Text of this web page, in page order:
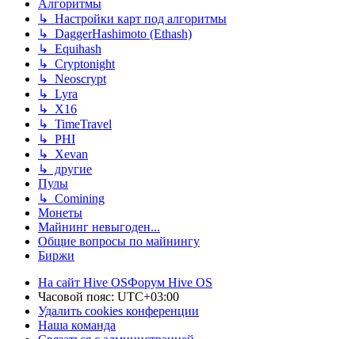
Алгоритмы
↳ Настройки карт под алгоритмы
↳ DaggerHashimoto (Ethash)
↳ Equihash
↳ Cryptonight
↳ Neoscrypt
↳ Lyra
↳ X16
↳ TimeTravel
↳ PHI
↳ Xevan
↳ другие
Пулы
↳ Comining
Монеты
Майнинг невыгоден...
Общие вопросы по майнингу
Биржи
На сайт Hive OSФорум Hive OS
Часовой пояс: UTC+03:00
Удалить cookies конференции
Наша команда